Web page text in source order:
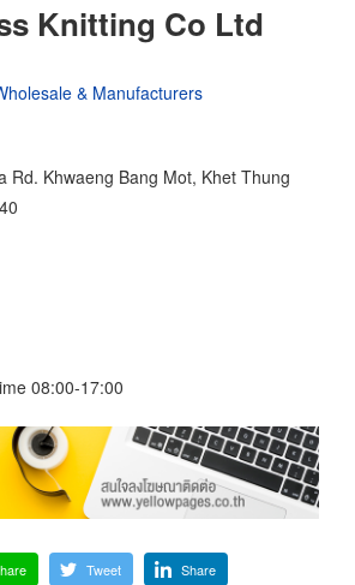
Knitting Co Ltd
& Manufacturers
Rd. Khwaeng Bang Mot, Khet Thung
08:00-17:00
Tweet Share